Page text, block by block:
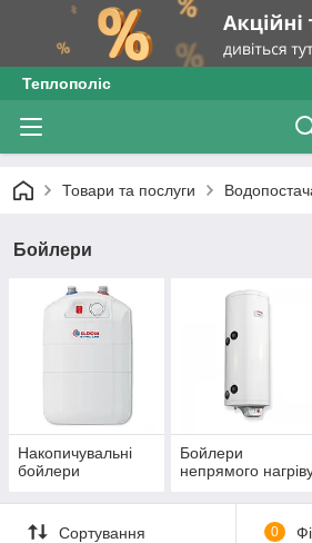
Теплополіс
Товари та послуги
Бойлери
Накопичувальні
бойлери
Бойлери
непрямого
Сортування 0